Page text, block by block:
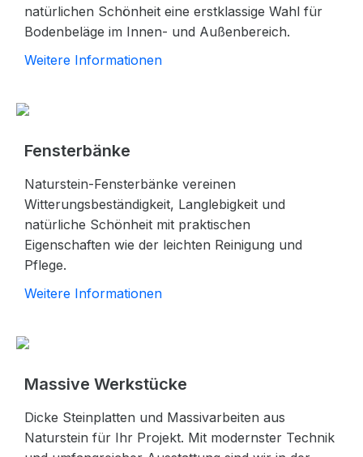
natürlichen Schönheit eine erstklassige Wahl für
Bodenbeläge im Innen- und Außenbereich.
Weitere Informationen
Fensterbänke
Naturstein-Fensterbänke vereinen
Witterungsbeständigkeit, Langlebigkeit und
natürliche Schönheit mit praktischen
Eigenschaften wie der leichten Reinigung und
Pflege.
Weitere Informationen
Massive Werkstücke
Dicke Steinplatten und Massivarbeiten aus
Naturstein für Ihr Projekt. Mit modernster Technik